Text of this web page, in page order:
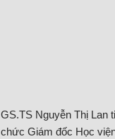
GS.TS Nguyễn Thị Lan
chức Giám đốc Học